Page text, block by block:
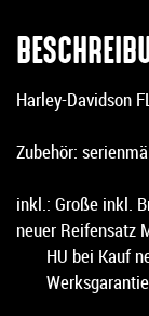
Harley-Davidson
Zubehör:
inkl.: Große inkl.
neuer Reifensatz
HU bei Kauf
Werksgarantie